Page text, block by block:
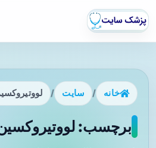
خانه / سایت /
برچسب: